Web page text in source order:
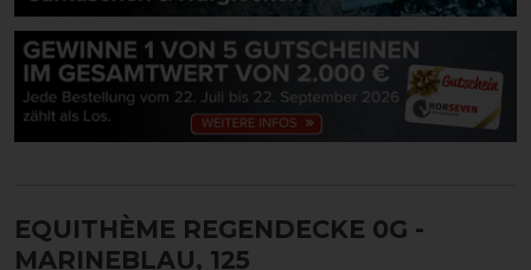
EQUITHÈME REGENDECKE 0G -
MARINEBLAU, 125